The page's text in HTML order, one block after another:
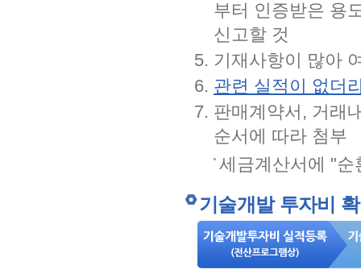
부터 인증받은 용
신고할 것
기재사항이 많아
관련 실적이 없더
판매계약서, 거래
순서에 따라 첨부
세금계산서에 "
기술개발 투자비